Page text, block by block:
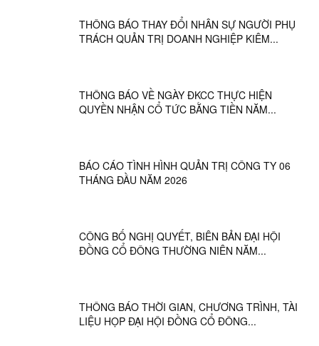
THÔNG BÁO THAY ĐỔI NHÂN SỰ NGƯỜI PHỤ
TRÁCH QUẢN TRỊ DOANH NGHIỆP KIÊM...
THÔNG BÁO VỀ NGÀY ĐKCC THỰC HIỆN
QUYỀN NHẬN CỔ TỨC BẰNG TIỀN NĂM...
BÁO CÁO TÌNH HÌNH QUẢN TRỊ CÔNG TY 06
THÁNG ĐẦU NĂM 2026
CÔNG BỐ NGHỊ QUYẾT, BIÊN BẢN ĐẠI HỘI
ĐỒNG CỔ ĐÔNG THƯỜNG NIÊN NĂM...
THÔNG BÁO THỜI GIAN, CHƯƠNG TRÌNH, TÀI
LIỆU HỌP ĐẠI HỘI ĐỒNG CỔ ĐÔNG...